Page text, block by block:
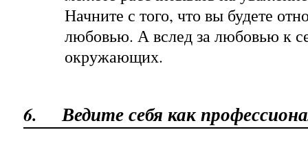
Начните с того, что вы будете
любовью. А вслед за любовью к
окружающих.
6. Ведите себя как